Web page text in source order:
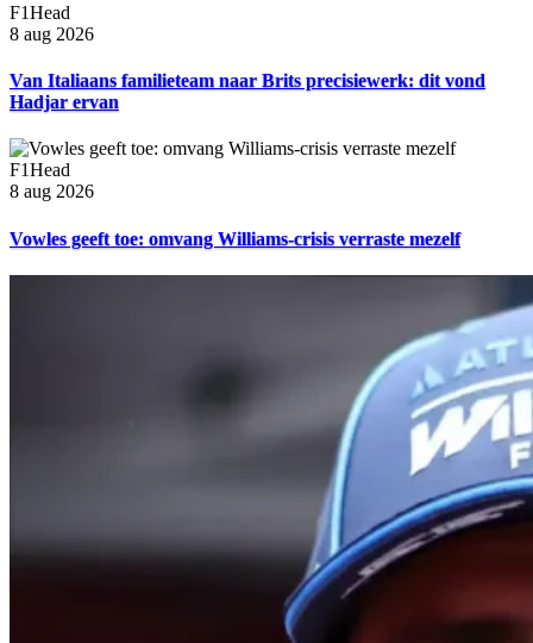
F1Head
8 aug 2026
Van Italiaans familieteam naar Brits precisiewerk: dit vond
Hadjar ervan
F1Head
8 aug 2026
Vowles geeft toe: omvang Williams-crisis verraste mezelf